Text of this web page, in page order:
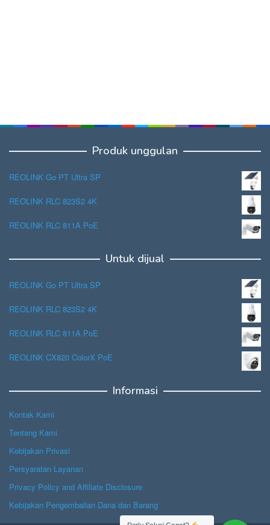
Produk unggulan
REOLINK Go PT Ultra SP
REOLINK RLC 823S2 4K
REOLINK RLC 811A PoE
Untuk dijual
REOLINK Go PT Ultra SP
REOLINK RLC 823S2 4K
REOLINK RLC 811A PoE
REOLINK CX820 ColorX PoE
Informasi
Kontak Kami
Tentang Kami
Kebijakan Privasi
Persyaratan Layanan
Privacy Policy and Affiliate Disclosure
Kebijakan Pengembalian Dana dan Barang